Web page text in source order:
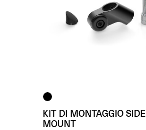
KIT DI MONTAGGIO SIDE
MOUNT